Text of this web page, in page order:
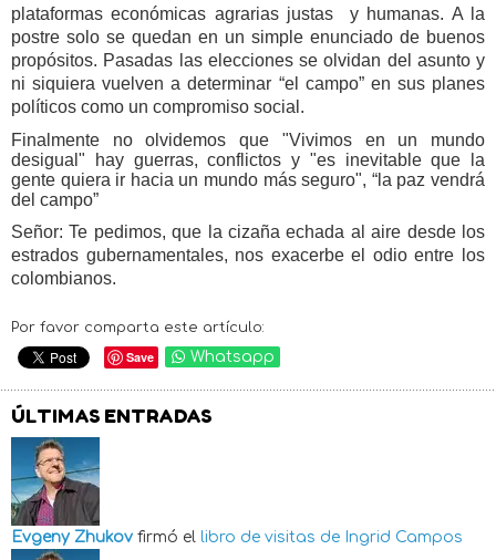
plataformas económicas agrarias justas
y humanas. A la
postre solo se quedan en un simple enunciado de buenos
propósitos. Pasadas las elecciones se olvidan del asunto y
ni siquiera vuelven a determinar “el campo” en sus planes
políticos como un compromiso social.
Finalmente no olvidemos que "Vivimos en un mundo
desigual" hay guerras, conflictos y "es inevitable que la
gente quiera ir hacia un mundo más seguro", “la paz vendrá
del campo”
Señor:Te pedimos, que la cizaña echada al aire desde los
estrados gubernamentales, nos exacerbe el odio entre los
colombianos.
Por favor comparta este artículo:
Save Whatsapp
ÚLTIMAS ENTRADAS
Evgeny Zhukov firmó el libro de visitas de Ingrid Campos